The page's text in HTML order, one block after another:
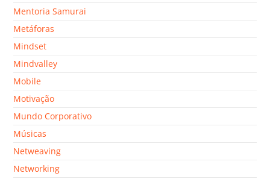
Mentoria Samurai
Metáforas
Mindset
Mindvalley
Mobile
Motivação
Mundo Corporativo
Músicas
Netweaving
Networking